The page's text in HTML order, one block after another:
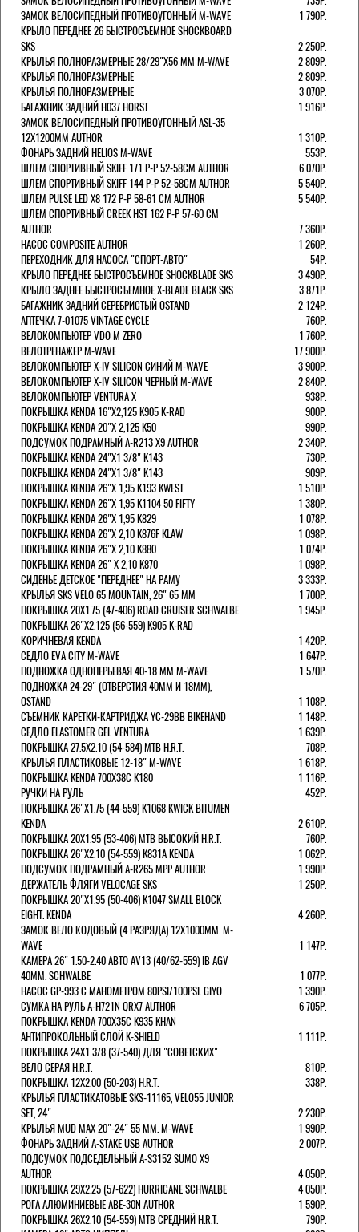
ЗАМОК ВЕЛОСИПЕДНЫЙ ПРОТИВОУГОННЫЙ M-WAVE
1 790Р.
КРЫЛО ПЕРЕДНЕЕ 26 БЫСТРОСЪЕМНОЕ SHOCKBOARD
SKS
2 250Р.
КРЫЛЬЯ ПОЛНОРАЗМЕРНЫЕ 28/29"Х56 ММ M-WAVE
2 809Р.
КРЫЛЬЯ ПОЛНОРАЗМЕРНЫЕ
2 809Р.
КРЫЛЬЯ ПОЛНОРАЗМЕРНЫЕ
3 070Р.
БАГАЖНИК ЗАДНИЙ H037 HORST
1 916Р.
ЗАМОК ВЕЛОСИПЕДНЫЙ ПРОТИВОУГОННЫЙ ASL-35
12Х1200ММ AUTHOR
1 310Р.
ФОНАРЬ ЗАДНИЙ HELIOS M-WAVE
553Р.
ШЛЕМ СПОРТИВНЫЙ SKIFF 171 Р-Р 52-58СМ AUTHOR
6 070Р.
ШЛЕМ СПОРТИВНЫЙ SKIFF 144 Р-Р 52-58СМ AUTHOR
5 540Р.
ШЛЕМ PULSE LED X8 172 Р-Р 58-61 СМ AUTHOR
5 540Р.
ШЛЕМ СПОРТИВНЫЙ CREEK HST 162 Р-Р 57-60 СМ
AUTHOR
7 360Р.
НАСОС COMPOSITE AUTHOR
1 260Р.
ПЕРЕХОДНИК ДЛЯ НАСОСА "СПОРТ-АВТО"
54Р.
КРЫЛО ПЕРЕДНЕЕ БЫСТРОСЪЕМНОЕ SHOCKBLADE SKS
3 490Р.
КРЫЛО ЗАДНЕЕ БЫСТРОСЪЕМНОЕ X-BLADE BLACK SKS
3 871Р.
БАГАЖНИК ЗАДНИЙ СЕРЕБРИСТЫЙ OSTAND
2 124Р.
АПТЕЧКА 7-01075 VINTAGE CYCLE
760Р.
ВЕЛОКОМПЬЮТЕР VDO M ZERO
1 760Р.
ВЕЛОТРЕНАЖЕР M-WAVE
17 900Р.
ВЕЛОКОМПЬЮТЕР X-IV SILICON СИНИЙ M-WAVE
3 900Р.
ВЕЛОКОМПЬЮТЕР X-IV SILICON ЧЕРНЫЙ M-WAVE
2 840Р.
ВЕЛОКОМПЬЮТЕР VENTURA Х
938Р.
ПОКРЫШКА KENDA 16"Х2,125 K905 K-RAD
900Р.
ПОКРЫШКА KENDA 20"Х 2,125 K50
990Р.
ПОДСУМОК ПОДРАМНЫЙ A-R213 X9 AUTHOR
2 340Р.
ПОКРЫШКА KENDA 24"Х1 3/8" K143
730Р.
ПОКРЫШКА KENDA 24"Х1 3/8" K143
909Р.
ПОКРЫШКА KENDA 26"Х 1,95 K193 KWEST
1 510Р.
ПОКРЫШКА KENDA 26"Х 1,95 K1104 50 FIFTY
1 380Р.
ПОКРЫШКА KENDA 26"Х 1,95 K829
1 078Р.
ПОКРЫШКА KENDA 26"Х 2,10 K876F KLAW
1 098Р.
ПОКРЫШКА KENDA 26"Х 2,10 K880
1 074Р.
ПОКРЫШКА KENDA 26" Х 2,10 K870
1 098Р.
СИДЕНЬЕ ДЕТСКОЕ "ПЕРЕДНЕЕ" НА РАМУ
3 333Р.
КРЫЛЬЯ SKS VELO 65 MOUNTAIN, 26" 65 ММ
1 700Р.
ПОКРЫШКА 20X1.75 (47-406) ROAD CRUISER SCHWALBE
1 945Р.
ПОКРЫШКА 26"Х2.125 (56-559) K905 K-RAD
КОРИЧНЕВАЯ KENDA
1 420Р.
СЕДЛО EVA CITY M-WAVE
1 647Р.
ПОДНОЖКА ОДНОПЕРЬЕВАЯ 40-18 ММ M-WAVE
1 570Р.
ПОДНОЖКА 24-29" (ОТВЕРСТИЯ 40ММ И 18ММ),
OSTAND
1 108Р.
СЪЕМНИК КАРЕТКИ-КАРТРИДЖА YC-29BB BIKEHAND
1 148Р.
СЕДЛО ELASTOMER GEL VENTURA
1 639Р.
ПОКРЫШКА 27.5X2.10 (54-584) MTB H.R.T.
708Р.
КРЫЛЬЯ ПЛАСТИКОВЫЕ 12-18" M-WAVE
1 618Р.
ПОКРЫШКА KENDA 700Х38С K180
1 116Р.
РУЧКИ НА РУЛЬ
452Р.
ПОКРЫШКА 26"Х1.75 (44-559) K1068 KWICK BITUMEN
KENDA
2 610Р.
ПОКРЫШКА 20X1.95 (53-406) MTB ВЫСОКИЙ H.R.T.
760Р.
ПОКРЫШКА 26"Х2.10 (54-559) K831A KENDA
1 062Р.
ПОДСУМОК ПОДРАМНЫЙ A-R265 MPP AUTHOR
1 990Р.
ДЕРЖАТЕЛЬ ФЛЯГИ VELOCAGE SKS
1 250Р.
ПОКРЫШКА 20"Х1.95 (50-406) K1047 SMALL BLOCK
EIGHT. KENDA
4 260Р.
ЗАМОК ВЕЛО КОДОВЫЙ (4 РАЗРЯДА) 12Х1000ММ. M-
WAVE
1 147Р.
КАМЕРА 26" 1.50-2.40 АВТО AV13 (40/62-559) IB AGV
40MM. SCHWALBE
1 077Р.
НАСОС GP-993 С МАНОМЕТРОМ 80PSI/100PSI. GIYO
1 390Р.
СУМКА НА РУЛЬ A-H721N QRX7 AUTHOR
6 705Р.
ПОКРЫШКА KENDA 700Х35С K935 KHAN
АНТИПРОКОЛЬНЫЙ СЛОЙ K-SHIELD
1 111Р.
ПОКРЫШКА 24X1 3/8 (37-540) ДЛЯ "СОВЕТСКИХ"
ВЕЛО СЕРАЯ H.R.T.
810Р.
ПОКРЫШКА 12X2.00 (50-203) H.R.T.
338Р.
КРЫЛЬЯ ПЛАСТИКАТОВЫЕ SKS-11165, VELO55 JUNIOR
SET, 24"
2 230Р.
КРЫЛЬЯ MUD MAX 20"-24" 55 ММ. M-WAVE
1 990Р.
ФОНАРЬ ЗАДНИЙ A-STAKE USB AUTHOR
2 007Р.
ПОДСУМОК ПОДСЕДЕЛЬНЫЙ A-S3152 SUMO X9
AUTHOR
4 050Р.
ПОКРЫШКА 29X2.25 (57-622) HURRICANE SCHWALBE
4 050Р.
РОГА АЛЮМИНИЕВЫЕ ABE-30N AUTHOR
1 590Р.
ПОКРЫШКА 26X2.10 (54-559) MTB СРЕДНИЙ H.R.T.
790Р.